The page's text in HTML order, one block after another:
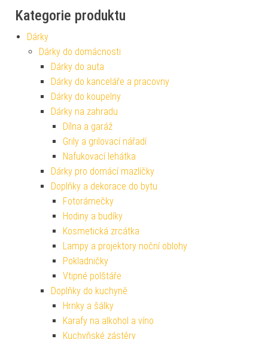
Kategorie produktu
Dárky
Dárky do domácnosti
Dárky do auta
Dárky do kanceláře a pracovny
Dárky do koupelny
Dárky na zahradu
Dílna a garáž
Grily a grilovací nářadí
Nafukovací lehátka
Dárky pro domácí mazlíčky
Doplňky a dekorace do bytu
Fotorámečky
Hodiny a budíky
Kosmetická zrcátka
Lampy a projektory noční oblohy
Pokladničky
Vtipné polštáře
Doplňky do kuchyně
Hrnky a šálky
Karafy na alkohol a víno
Kuchyňské zástěry